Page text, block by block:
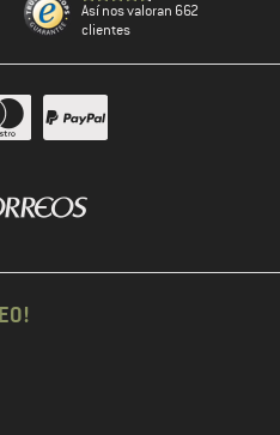
Así nos valoran 662
clientes